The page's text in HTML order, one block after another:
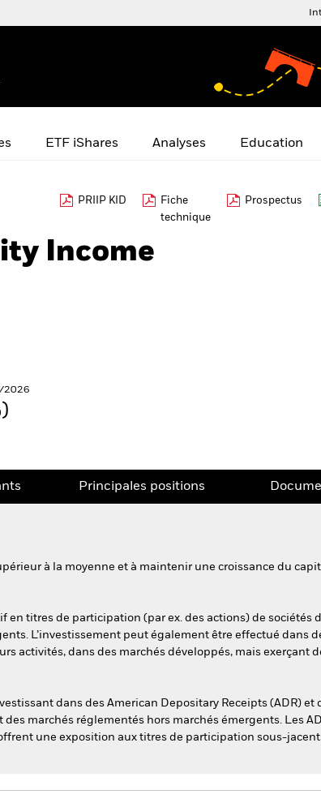
ETF iShares Analyses Education
PRIIP KID
Fiche
technique
Prospectus
Income
2026
Principales positions
à la moyenne et à maintenir une croissance du
en titres de participation (par ex. des actions) de sociétés
L’investissement peut également être effectué dans
activités, dans des marchés développés, mais exerçant
dans des American Depositary Receipts (ADR) et
marchés réglementés hors marchés émergents. Les
une exposition aux titres de participation sous-